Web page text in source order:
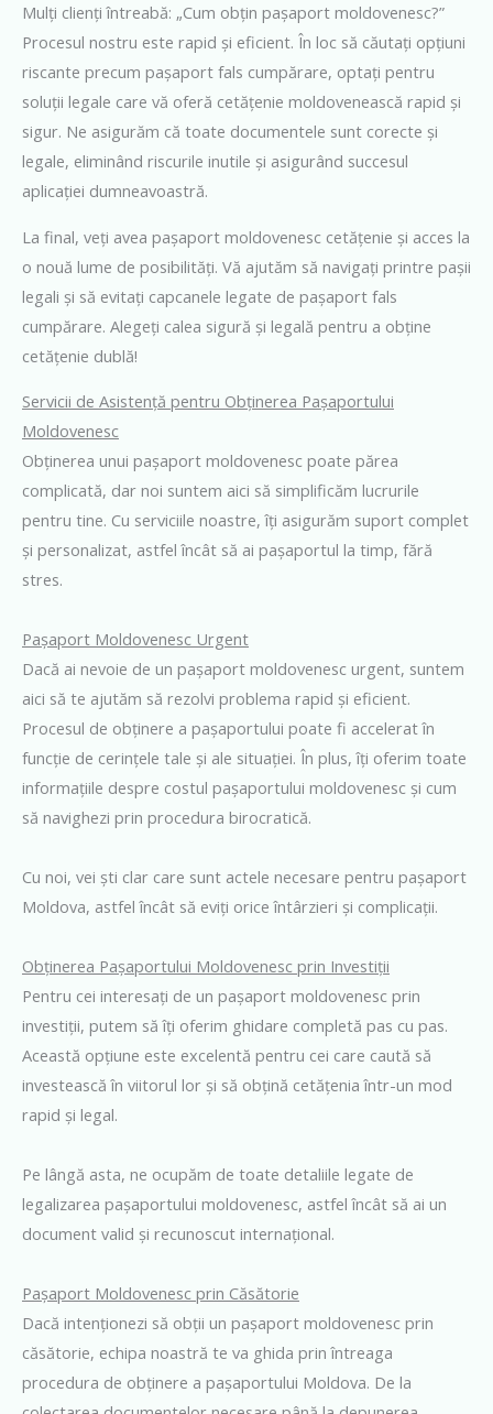
Mulți clienți întreabă: „Cum obțin pașaport moldovenesc?”
Procesul nostru este rapid și eficient. În loc să căutați opțiuni
riscante precum pașaport fals cumpărare, optați pentru
soluții legale care vă oferă cetățenie moldovenească rapid și
sigur. Ne asigurăm că toate documentele sunt corecte și
legale, eliminând riscurile inutile și asigurând succesul
aplicației dumneavoastră.
La final, veți avea pașaport moldovenesc cetățenie și acces la
o nouă lume de posibilități. Vă ajutăm să navigați printre pașii
legali și să evitați capcanele legate de pașaport fals
cumpărare. Alegeți calea sigură și legală pentru a obține
cetățenie dublă!
Servicii de Asistență pentru Obținerea Pașaportului
Moldovenesc
Obținerea unui pașaport moldovenesc poate părea
complicată, dar noi suntem aici să simplificăm lucrurile
pentru tine. Cu serviciile noastre, îți asigurăm suport complet
și personalizat, astfel încât să ai pașaportul la timp, fără
stres.
Pașaport Moldovenesc Urgent
Dacă ai nevoie de un pașaport moldovenesc urgent, suntem
aici să te ajutăm să rezolvi problema rapid și eficient.
Procesul de obținere a pașaportului poate fi accelerat în
funcție de cerințele tale și ale situației. În plus, îți oferim toate
informațiile despre costul pașaportului moldovenesc și cum
să navighezi prin procedura birocratică.
Cu noi, vei ști clar care sunt actele necesare pentru pașaport
Moldova, astfel încât să eviți orice întârzieri și complicații.
Obținerea Pașaportului Moldovenesc prin Investiții
Pentru cei interesați de un pașaport moldovenesc prin
investiții, putem să îți oferim ghidare completă pas cu pas.
Această opțiune este excelentă pentru cei care caută să
investească în viitorul lor și să obțină cetățenia într-un mod
rapid și legal.
Pe lângă asta, ne ocupăm de toate detaliile legate de
legalizarea pașaportului moldovenesc, astfel încât să ai un
document valid și recunoscut internațional.
Pașaport Moldovenesc prin Căsătorie
Dacă intenționezi să obții un pașaport moldovenesc prin
căsătorie, echipa noastră te va ghida prin întreaga
procedura de obținere a pașaportului Moldova. De la